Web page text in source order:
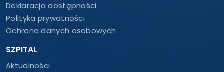
Deklaracja dostępności
Polityka prywatności
Ochrona danych osobowych
SZPITAL
Aktualności